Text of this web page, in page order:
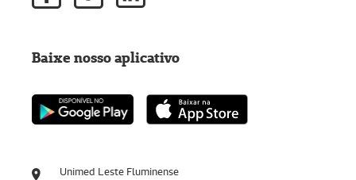
Unimed Leste Fluminense
Baixe nosso aplicativo